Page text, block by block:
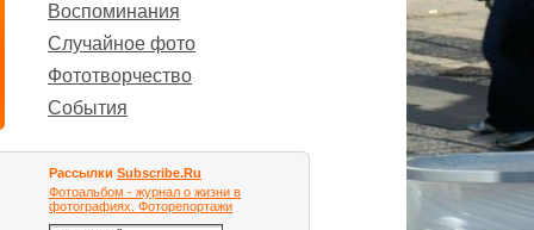
Воспоминания
Случайное фото
Фототворчество
События
Рассылки Subscribe.Ru
Фотоальбом - журнал о жизни в
фотографиях. Фоторепортажи